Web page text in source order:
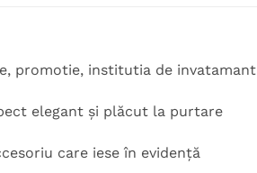
promotie, institutia de invatamant
elegant și plăcut la purtare
care iese în evidență